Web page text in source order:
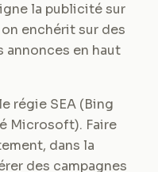
la publicité sur
enchérit sur des
annonces en haut
régie SEA (Bing
Microsoft). Faire
dans la
des campagnes